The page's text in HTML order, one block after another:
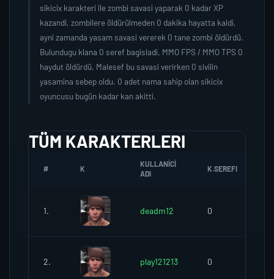
sikicix karakteri ile zombi savasi yaparak 0 kadar XP
kazandi, zombilere öldürülmeden 0 dakika hayatta kaldi,
ayni zamanda yasam savasi vererek 0 tane zombi öldürdü.
Bulundugu klana 0 seref bagisladi, MMO FPS / MMO TPS 0
haydut öldürdü. Malesef bu savasi verirken 0 sivilin
yasamina sebep oldu. 0 adet nama sahip olan sikicix
oyuncusu bugün kadar kan akitti.
TÜM KARAKTERLERI
# K
KULLANICI
ADI
K.SEREFI
1. deadm12 0
2. play121213 0